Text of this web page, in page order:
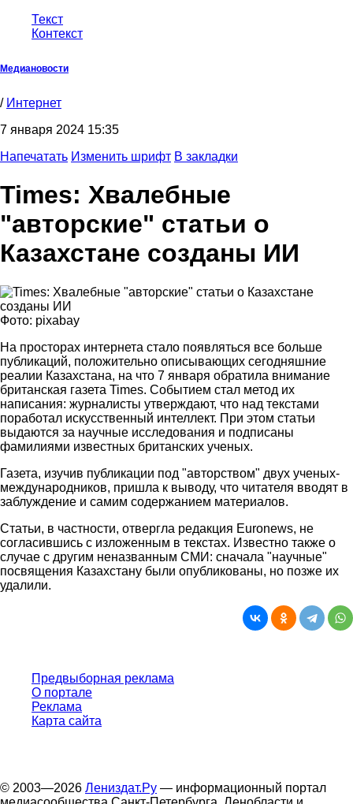
Текст
Контекст
Медиановости
/ Интернет
7 января 2024 15:35
Напечатать Изменить шрифт В закладки
Times: Хвалебные
"авторские" статьи о
Казахстане созданы ИИ
Фото: pixabay
На просторах интернета стало появляться все больше
публикаций, положительно описывающих сегодняшние
реалии Казахстана, на что 7 января обратила внимание
британская газета Times. Событием стал метод их
написания: журналисты утверждают, что над текстами
поработал искусственный интеллект. При этом статьи
выдаются за научные исследования и подписаны
фамилиями известных британских ученых.
Газета, изучив публикации под "авторством" двух ученых-
международников, пришла к выводу, что читателя вводят в
заблуждение и самим содержанием материалов.
Статьи, в частности, отвергла редакция Euronews, не
согласившись с изложенным в текстах. Известно также о
случае с другим неназванным СМИ: сначала "научные"
посвящения Казахстану были опубликованы, но позже их
удалили.
Предвыборная реклама
О портале
Реклама
Карта сайта
© 2003—2026 Лениздат.Ру — информационный портал